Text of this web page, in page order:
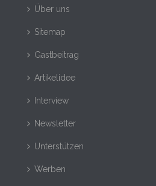
Über uns
Sitemap
Gastbeitrag
Artikelidee
Interview
Newsletter
Unterstützen
Werben